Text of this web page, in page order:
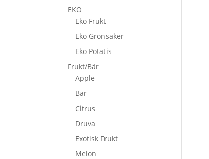
EKO
Eko Frukt
Eko Grönsaker
Eko Potatis
Frukt/Bär
Äpple
Bär
Citrus
Druva
Exotisk Frukt
Melon